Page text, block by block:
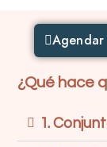
¿Qué hace
1.